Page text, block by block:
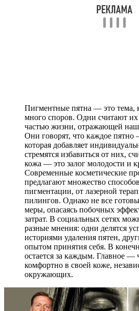
Пигментные пятна — это тема,
много споров. Одни считают их
частью жизни, отражающей наш
Они говорят, что каждое пятно
которая добавляет
стремятся избавиться от них,
кожа — это залог молодости и
Современные косметические
предлагают множество
пигментации, от лазерной
пилингов. Однако не все
меры, опасаясь побочных
затрат. В социальных сетях
разные мнения: одни делятся
историями удаления пятен,
опытом принятия себя. В
остается за каждым. Главное —
комфортно в своей коже,
окружающих.